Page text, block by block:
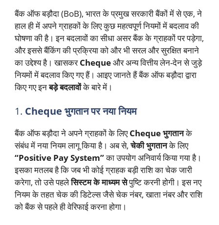
बैंक ऑफ बड़ौदा (BoB), भारत के प्रमुख सरकारी बैंकों में से एक, ने
हाल ही में अपने ग्राहकों के लिए कुछ महत्वपूर्ण नियमों में बदलाव की
घोषणा की है। इन बदलावों का सीधा असर बैंक के ग्राहकों पर पड़ेगा,
और इससे बैंकिंग की प्रक्रिया को और भी सरल और सुरक्षित बनाने
का उद्देश्य है। खासकरChequeऔर अन्य वित्तीय लेन-देन से जुड़े
नियमों में बदलाव किए गए हैं। आइए जानते हैं बैंक ऑफ बड़ौदा द्वारा
किए गए इनबड़े बदलावोंके बारे में।
1. Cheque भुगतान पर नया नियम
बैंक ऑफ बड़ौदा ने अपने ग्राहकों के लिएCheque भुगतानके
संबंध में नया नियम लागू किया है। अब से,चेकी भुगतानके लिए
“Positive Pay System”का उपयोग अनिवार्य किया गया है।
इसका मतलब है कि जब भी कोई ग्राहक बड़ी राशि का चेक जारी
करेगा, तो उसे पहलेसिस्टम के माध्यम सेपुष्टि करनी होगी। इस नए
नियम के तहत चेक की डिटेल्स जैसे चेक नंबर, खाता नंबर और राशि
को बैंक से पहले ही वेरिफाई करना होगा।